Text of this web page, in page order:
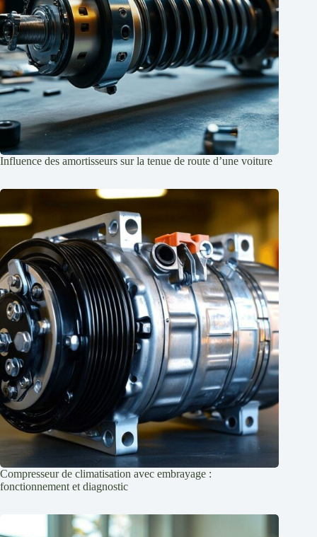
Influence des amortisseurs sur la tenue de route d’une voiture
Compresseur de climatisation avec embrayage :
fonctionnement et diagnostic